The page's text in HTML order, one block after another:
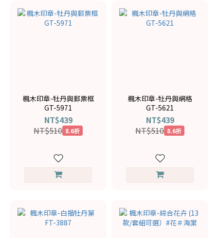
楓木印章-牡丹與郵票框
GT-5971
NT$439
NT$510 8.6折
楓木印章-牡丹與網格
GT-5621
NT$439
NT$510 8.6折